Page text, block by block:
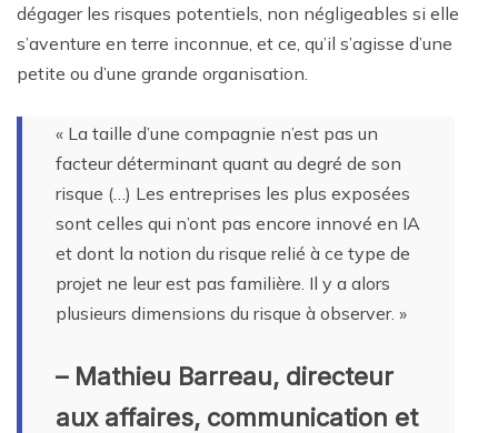
dégager les risques potentiels, non négligeables si elle
s’aventure en terre inconnue, et ce, qu’il s’agisse d’une
petite ou d’une grande organisation.
« La taille d’une compagnie n’est pas un
facteur déterminant quant au degré de son
risque (…) Les entreprises les plus exposées
sont celles qui n’ont pas encore innové en IA
et dont la notion du risque relié à ce type de
projet ne leur est pas familière. Il y a alors
plusieurs dimensions du risque à observer. »
– Mathieu Barreau, directeur
aux affaires, communication et